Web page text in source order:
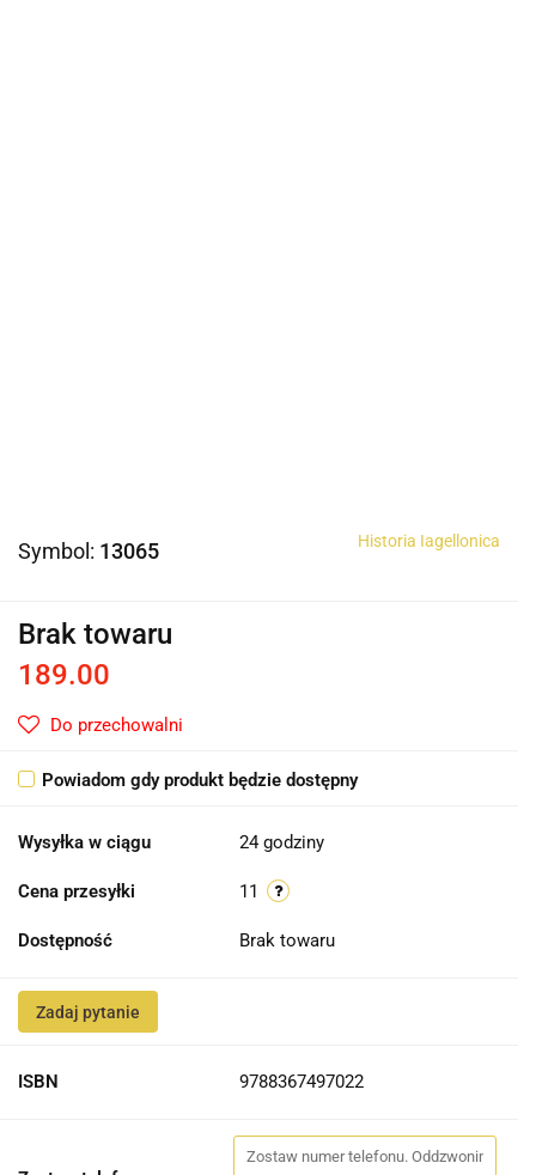
Symbol: 13065 Historia Iagellonica
Brak towaru
189.00
Do przechowalni
Powiadom gdy produkt będzie dostępny
Wysyłka w ciągu 24 godziny
Cena przesyłki 11
Dostępność Brak towaru
Zadaj pytanie
ISBN 9788367497022